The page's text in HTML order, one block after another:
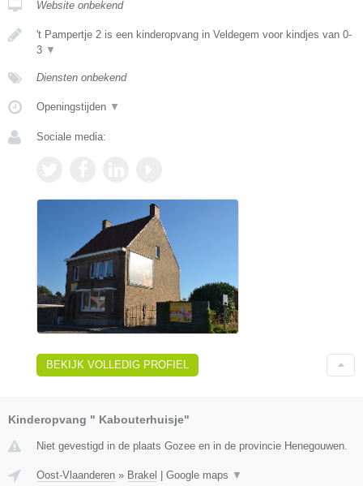
Website onbekend
't Pampertje 2 is een kinderopvang in Veldegem voor kindjes van 0-
3 ▼
Diensten onbekend
Openingstijden ▼
Sociale media:
BEKIJK VOLLEDIG PROFIEL
Kinderopvang " Kabouterhuisje"
Niet gevestigd in de plaats Gozee en in de provincie Henegouwen.
Oost-Vlaanderen » Brakel Google maps ▼